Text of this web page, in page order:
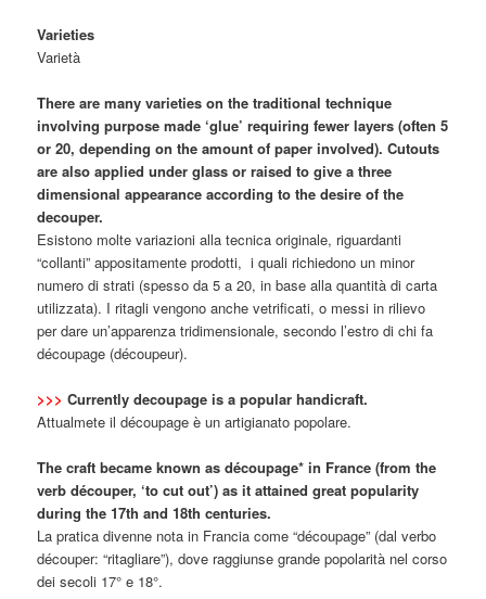
Varieties
Varietà
There are many varieties on the traditional technique
involving purpose made ‘glue’ requiring fewer layers (often 5
or 20, depending on the amount of paper involved). Cutouts
are also applied under glass or raised to give a three
dimensional appearance according to the desire of the
decouper.
Esistono molte variazioni alla tecnica originale, riguardanti
“collanti” appositamente prodotti, i quali richiedono un minor
numero di strati (spesso da 5 a 20, in base alla quantità di carta
utilizzata). I ritagli vengono anche vetrificati, o messi in rilievo
per dare un’apparenza tridimensionale, secondo l’estro di chi fa
découpage (découpeur).
>>> Currently decoupage is a popular handicraft.
Attualmete il découpage è un artigianato popolare.
The craft became known as découpage* in France (from the
verb découper, ‘to cut out’) as it attained great popularity
during the 17th and 18th centuries.
La pratica divenne nota in Francia come “découpage” (dal verbo
découper: “ritagliare”), dove raggiunse grande popolarità nel corso
dei secoli 17° e 18°.